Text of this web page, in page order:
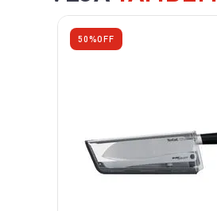
50%OFF